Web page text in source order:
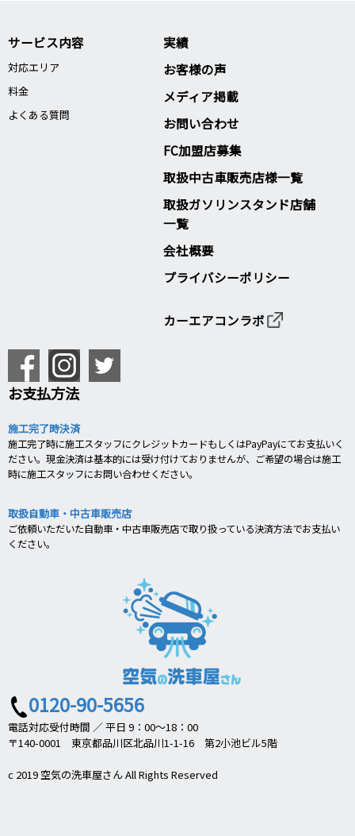
サービス内容
対応エリア
料金
よくある質問
実績
お客様の声
メディア掲載
お問い合わせ
FC加盟店募集
取扱中古車販売店様一覧
取扱ガソリンスタンド店舗
一覧
会社概要
プライバシーポリシー
カーエアコンラボ
お支払方法
施工完了時決済
施工完了時に施工スタッフにクレジットカードもしくはPayPayにてお支払いく
ださい。現金決済は基本的には受け付けておりませんが、ご希望の場合は施工
時に施工スタッフにお問い合わせください。
取扱自動車・中古車販売店
ご依頼いただいた自動車・中古車販売店で取り扱っている決済方法でお支払い
ください。
0120-90-5656
電話対応受付時間 ／ 平日 9：00～18：00
〒140-0001 東京都品川区北品川1-1-16 第2小池ビル5階
c 2019 空気の洗車屋さん All Rights Reserved